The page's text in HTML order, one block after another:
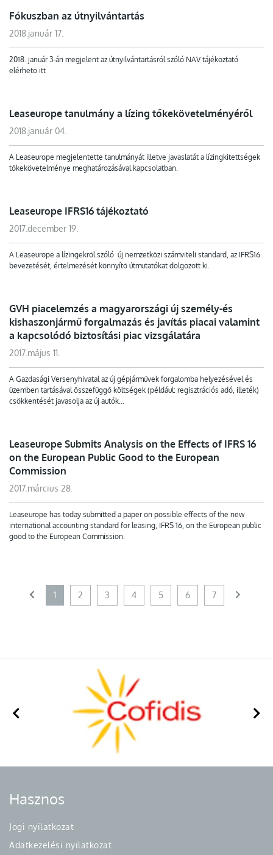
Fókuszban az útnyilvántartás
2018.január 17.
2018. január 3-án megjelent az útnyilvántartásról szóló NAV tájékoztató
elérhető itt
Leaseurope tanulmány a lízing tőkekövetelményéről
2018.január 04.
A Leaseurope megjelentette tanulmányát illetve javaslatát a lízingkitettségek
tőkekövetelménye meghatározásával kapcsolatban.
Leaseurope IFRS16 tájékoztató
2017.december 19.
A Leaseurope a lízingekről szóló új nemzetközi számviteli standard, az IFRS16
bevezetését, értelmezését könnyítő útmutatókat dolgozott ki.
GVH piacelemzés a magyarországi új személy-és
kishaszonjármű forgalmazás és javítás piacai valamint
a kapcsolódó biztosítási piac vizsgálatára
2017.május 11.
A Gazdasági Versenyhivatal az új gépjárművek forgalomba helyezésével és
üzemben tartásával összefüggő költségek (például: regisztrációs adó, illeték)
csökkentését javasolja az új autók...
Leaseurope Submits Analysis on the Effects of IFRS 16
on the European Public Good to the European
Commission
2017.március 28.
Leaseurope has today submitted a paper on possible effects of the new
international accounting standard for leasing, IFRS 16, on the European public
good to the European Commission.
1 2 3 4 5 6 7
Hasznos
Jogi nyilatkozat
Adatkezelési nyilatkozat